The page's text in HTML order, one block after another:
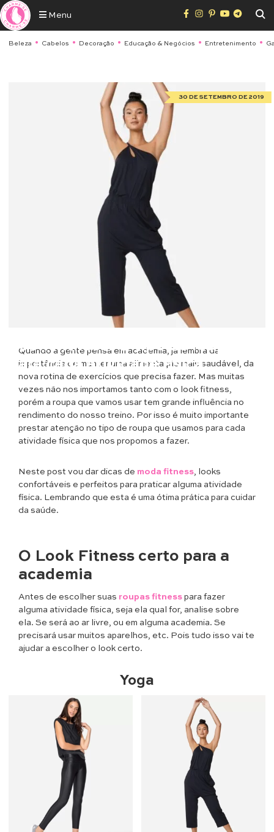
Menu
Beleza Cabelos Decoração Educação & Negócios Entretenimento
Look Fitness: O tipo de roupa
para cada atividade física
30 DE SETEMBRO DE 2019
Quando a gente pensa em academia, já lembra da
importância de manter uma alimentação mais saudável, da
nova rotina de exercícios que precisa fazer. Mas muitas
vezes não nos importamos tanto com o look fitness,
porém a roupa que vamos usar tem grande influência no
rendimento do nosso treino. Por isso é muito importante
prestar atenção no tipo de roupa que usamos para cada
atividade física que nos propomos a fazer.
Neste post vou dar dicas de moda fitness , looks
confortáveis e perfeitos para praticar alguma atividade
física. Lembrando que esta é uma ótima prática para cuidar
da saúde.
O Look Fitness certo para a
academia
Antes de escolher suas roupas fitness para fazer
alguma atividade física, seja ela qual for, analise sobre
ela. Se será ao ar livre, ou em alguma academia. Se
precisará usar muitos aparelhos, etc. Pois tudo isso vai te
ajudar a escolher o look certo.
Yoga